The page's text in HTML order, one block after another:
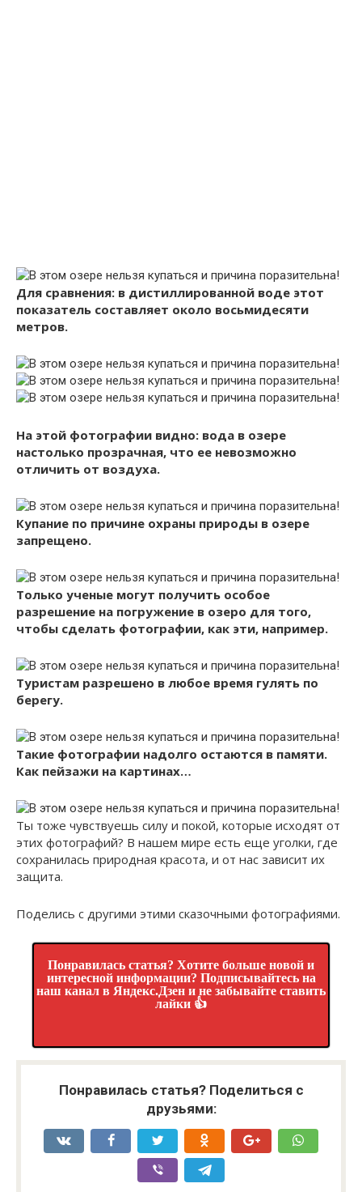
Для сравнения: в дистиллированной воде этот
показатель составляет около восьмидесяти
метров.
На этой фотографии видно: вода в озере
настолько прозрачная, что ее невозможно
отличить от воздуха.
Купание по причине охраны природы в озере
запрещено.
Только ученые могут получить особое
разрешение на погружение в озеро для того,
чтобы сделать фотографии, как эти, например.
Туристам разрешено в любое время гулять по
берегу.
Такие фотографии надолго остаются в памяти.
Как пейзажи на картинах…
Ты тоже чувствуешь силу и покой, которые исходят от
этих фотографий? В нашем мире есть еще уголки, где
сохранилась природная красота, и от нас зависит их
защита.
Поделись с другими этими сказочными фотографиями.
Понравилась статья? Хотите больше новой и
интересной информации? Подписывайтесь на
наш канал в Яндекс.Дзен и не забывайте ставить
лайки 👍
Понравилась статья? Поделиться с
друзьями: